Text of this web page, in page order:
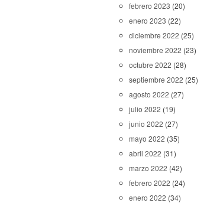
febrero 2023 (20)
enero 2023 (22)
diciembre 2022 (25)
noviembre 2022 (23)
octubre 2022 (28)
septiembre 2022 (25)
agosto 2022 (27)
julio 2022 (19)
junio 2022 (27)
mayo 2022 (35)
abril 2022 (31)
marzo 2022 (42)
febrero 2022 (24)
enero 2022 (34)